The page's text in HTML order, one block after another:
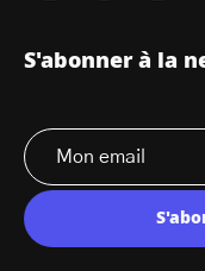
S'abonner à la